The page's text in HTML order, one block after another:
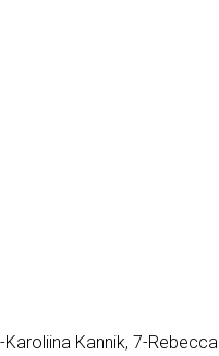
Kannik, 7-Rebecca